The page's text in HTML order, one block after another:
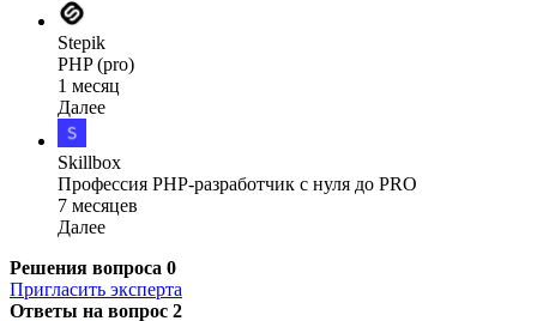
Stepik
PHP (pro)
1 месяц
Далее
Skillbox
Профессия PHP-разработчик с нуля до PRO
7 месяцев
Далее
Решения вопроса 0
Пригласить эксперта
Ответы на вопрос 2